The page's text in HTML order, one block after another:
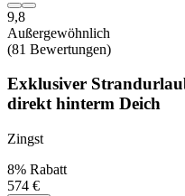
9,8
Außergewöhnlich
(81 Bewertungen)
Exklusiver
direkt hinterm Deich
Zingst
8% Rabatt
574 €